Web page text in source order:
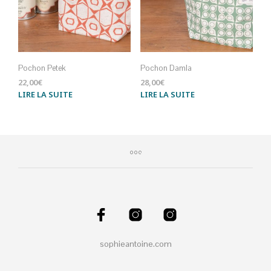
Pochon Petek
22,00€
LIRE LA SUITE
Pochon Damla
28,00€
LIRE LA SUITE
sophieantoine.com